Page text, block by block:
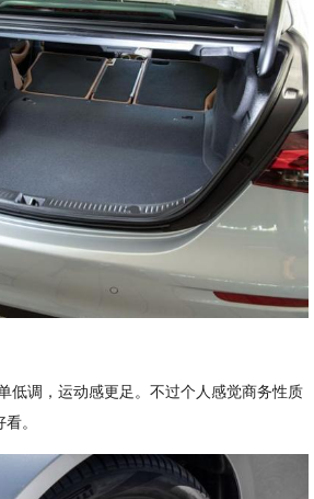
低调，运动感更足。不过个人感觉商务性质
。